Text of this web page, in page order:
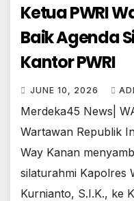
Ketua PWRI
Baik Agenda
Kantor PWRI
JUNE 10, 2026
Merdeka45 News|
Wartawan Republik
Way Kanan
silaturahmi Kapolres
Kurnianto, S.I.K., ke